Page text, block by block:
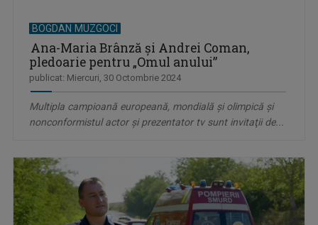
BOGDAN MUZGOCI
Ana-Maria Brânză și Andrei Coman,
pledoarie pentru „Omul anului”
publicat: Miercuri, 30 Octombrie 2024
Multipla campioană europeană, mondială și olimpică şi
nonconformistul actor şi prezentator tv sunt invitaţii de...